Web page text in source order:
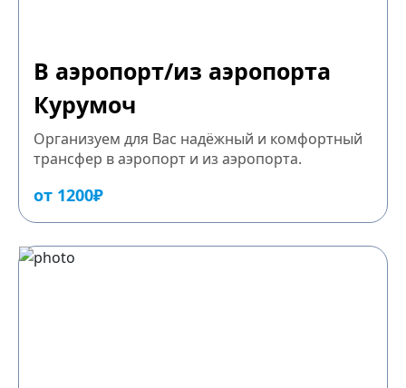
В аэропорт/из аэропорта
Курумоч
Организуем для Вас надёжный и комфортный
трансфер в аэропорт и из аэропорта.
от 1200₽